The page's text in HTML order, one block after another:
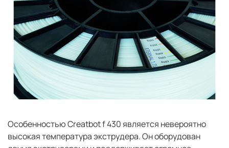
Особенностью Сreatbot f 430 является невероятно
высокая температура экструдера. Он оборудован